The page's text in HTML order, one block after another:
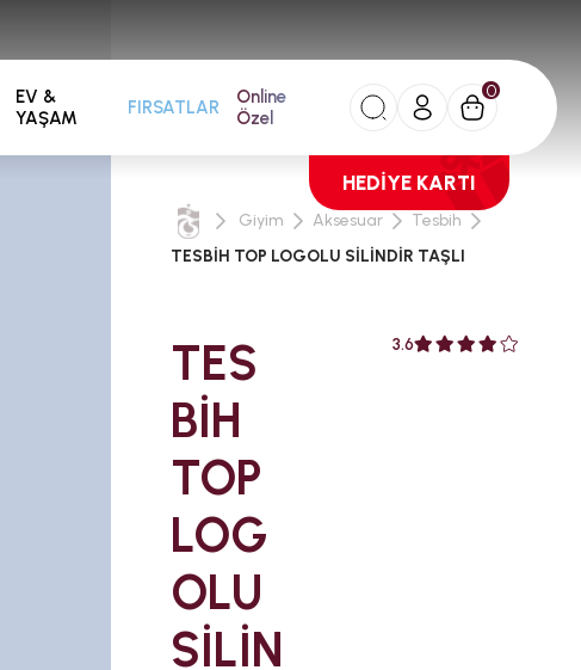
EV &
YAŞAM
FIRSATLAR
Online
Özel
0
HEDİYE KARTI
Giyim Aksesuar
Tesbih
TESBİH TOP LOGOLU SİLİNDİR TAŞLI
TES
BİH
TOP
LOG
OLU
SİLİN
3.6